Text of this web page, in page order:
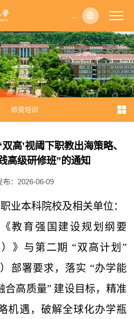
...
...
...
...
...
...
...
...
...
...
...
...
...
...
...
...
...
...
...
...
...
...
...
...
...
...
...
...
...
...
...
...
...
...
...
...
...
...
...
...
...
...
...
...
...
...
...
...
...
...
...
...
...
...
...
...
...
...
...
...
...
...
...
...
...
...
...
...
...
...
...
...
...
...
...
...
...
...
...
...
...
...
...
...
...
...
...
...
...
...
...
...
...
...
...
...
...
...
...
...
...
...
...
...
...
...
...
...
...
...
...
...
...
...
...
...
...
...
...
...
...
...
...
...
...
...
...
...
...
...
...
...
...
...
...
...
...
...
...
...
...
...
...
...
...
...
...
...
...
...
...
...
...
...
...
...
...
...
...
...
...
...
...
...
...
...
...
...
...
...
...
...
...
...
...
...
...
...
...
...
...
...
...
...
...
...
...
...
...
...
...
...
...
...
...
...
...
...
...
...
...
...
...
...
...
...
...
...
...
...
...
...
...
...
...
...
...
...
...
...
...
...
...
...
...
...
...
...
...
...
...
...
...
...
...
...
...
...
...
...
...
...
...
...
...
...
...
...
...
...
...
...
...
...
...
...
...
...
...
...
...
...
...
...